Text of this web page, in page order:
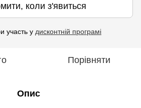
коли з'явиться
участь у дисконтній програмі
Порівняти
Опис